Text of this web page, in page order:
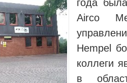
года
Airco
Hempel
коллеги
в